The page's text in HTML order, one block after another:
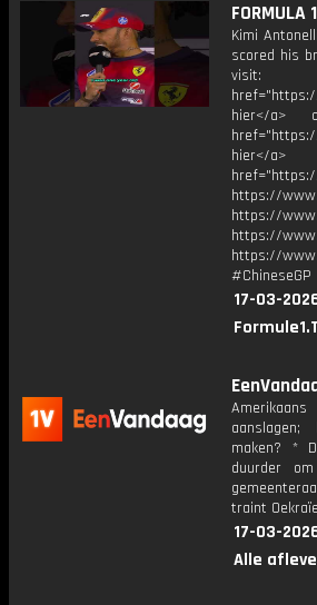
Kimi
scored his
visit:
hier</a>
hier</
https://
https://
https://
https://
#ChineseGP
17-03-
maken? *
duurder
traint
17-03-
Alle